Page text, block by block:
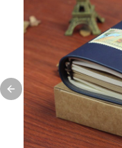
Previous slide